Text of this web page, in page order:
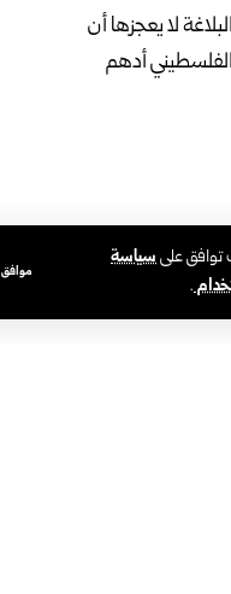
توافق علىسياسة
.
موافق
لا يعجزها أن
أدهم